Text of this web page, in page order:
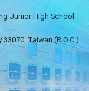
Junior High School
Taiwan (R.O.C.)